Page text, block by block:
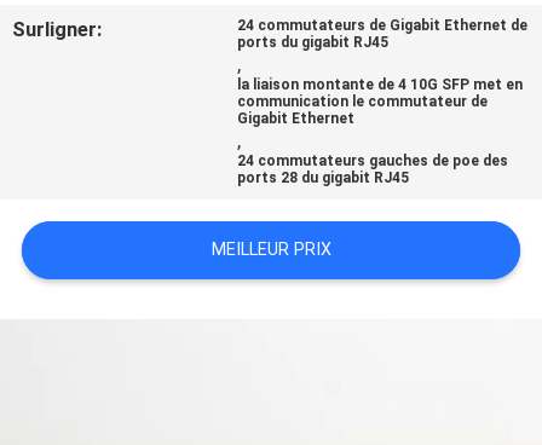
NOUVELLES
DU
SITE
Surligner:
24 commutateurs de Gigabit Ethernet de
ports du gigabit RJ45
,
la liaison montante de 4 10G SFP met en
communication le commutateur de
Gigabit Ethernet
,
24 commutateurs gauches de poe des
ports 28 du gigabit RJ45
MEILLEUR PRIX